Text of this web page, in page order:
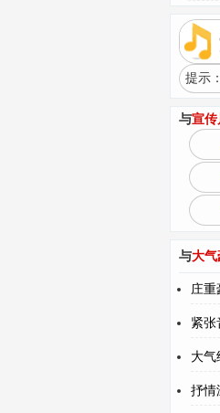
提示
与宣传
与大气
庄重
紧张
大气
抒情